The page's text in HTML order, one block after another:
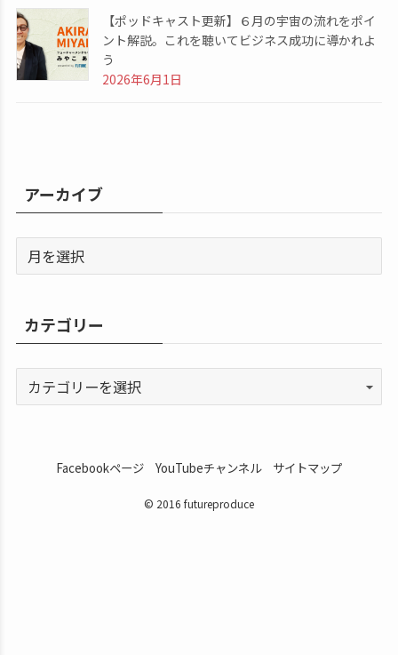
【ポッドキャスト更新】６月の宇宙の流れをポイ
ント解説。これを聴いてビジネス成功に導かれよ
う
2026年6月1日
アーカイブ
カテゴリー
Facebookページ YouTubeチャンネル サイトマップ
© 2016 futureproduce